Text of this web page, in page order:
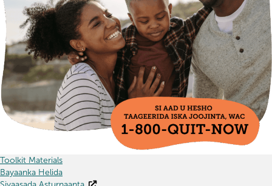
Toolkit Materials
Bayaanka Helida